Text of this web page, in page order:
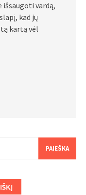
vardą,
kad jų
kartą vėl